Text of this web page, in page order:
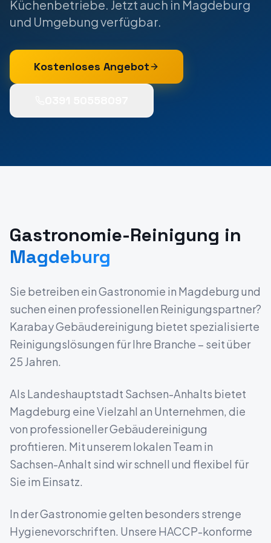
Küchenbetriebe. Jetzt auch in Magdeburg
und Umgebung verfügbar.
Kostenloses Angebot
Gastronomie-Reinigung in
Magdeburg
Sie betreiben einGastronomie in Magdeburg und
suchen einen professionellen Reinigungspartner?
Karabay Gebäudereinigung bietet spezialisierte
Reinigungslösungen für Ihre Branche – seit über
25 Jahren.
Als Landeshauptstadt Sachsen-Anhalts bietet
Magdeburg eine Vielzahl an Unternehmen, die
von professioneller Gebäudereinigung
profitieren. Mit unserem lokalen Team in
Sachsen-Anhalt sind wir schnell und flexibel für
Sie im Einsatz.
In der Gastronomie gelten besonders strenge
Hygienevorschriften. Unsere HACCP-konforme